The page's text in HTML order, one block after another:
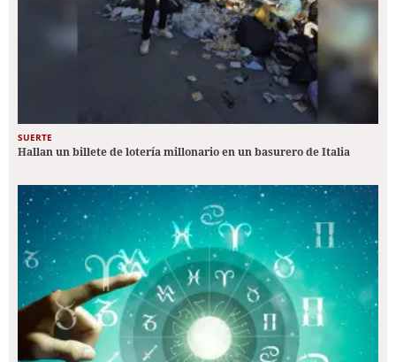
SUERTE
Hallan un billete de lotería millonario en un basurero de Italia